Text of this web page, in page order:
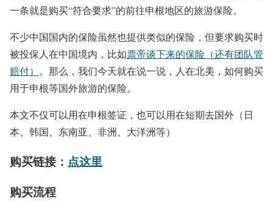
一条就是购买“符合要求”的前往申根地区的旅游保险。
不少中国国内的保险虽然也提供类似的保险，但要求购买时
被投保人在中国境内，比如票帝谈下来的保险（还有团队管
赔付） 。那么，我们今天就在说一说，人在北美，如何购买
用于申根等国外旅游的保险。
本文不仅可以用在申根签证，也可以用在短期去国外（日
本、韩国、东南亚、非洲、大洋洲等）
购买链接： 点这里
购买流程